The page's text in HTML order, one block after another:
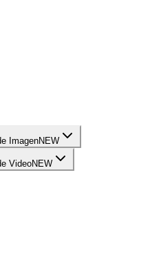
ImagenNEW
VideoNEW